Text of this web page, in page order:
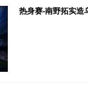
热身赛-南野拓实造